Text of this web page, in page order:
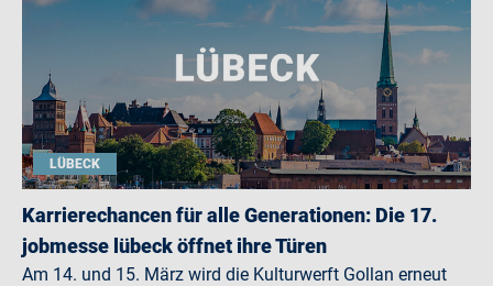
LÜBECK
Karrierechancen für alle Generationen: Die 17.
jobmesse lübeck öffnet ihre Türen
Am 14. und 15. März wird die Kulturwerft Gollan erneut